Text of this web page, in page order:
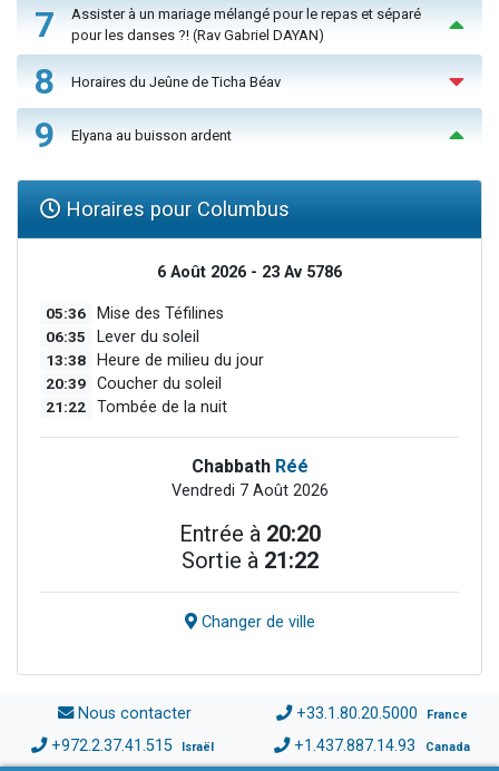
7
Assister à un mariage mélangé pour le repas et séparé
pour les danses ?! (Rav Gabriel DAYAN)
8 Horaires du Jeûne de Ticha Béav
9 Elyana au buisson ardent
Horaires pour Columbus
6 Août 2026 - 23 Av 5786
05:36 Mise des Téfilines
06:35 Lever du soleil
13:38 Heure de milieu du jour
20:39 Coucher du soleil
21:22 Tombée de la nuit
Chabbath Réé
Vendredi 7 Août 2026
Entrée à 20:20
Sortie à 21:22
Changer de ville
Nous contacter +33.1.80.20.5000 France
+972.2.37.41.515 Israël +1.437.887.14.93 Canada